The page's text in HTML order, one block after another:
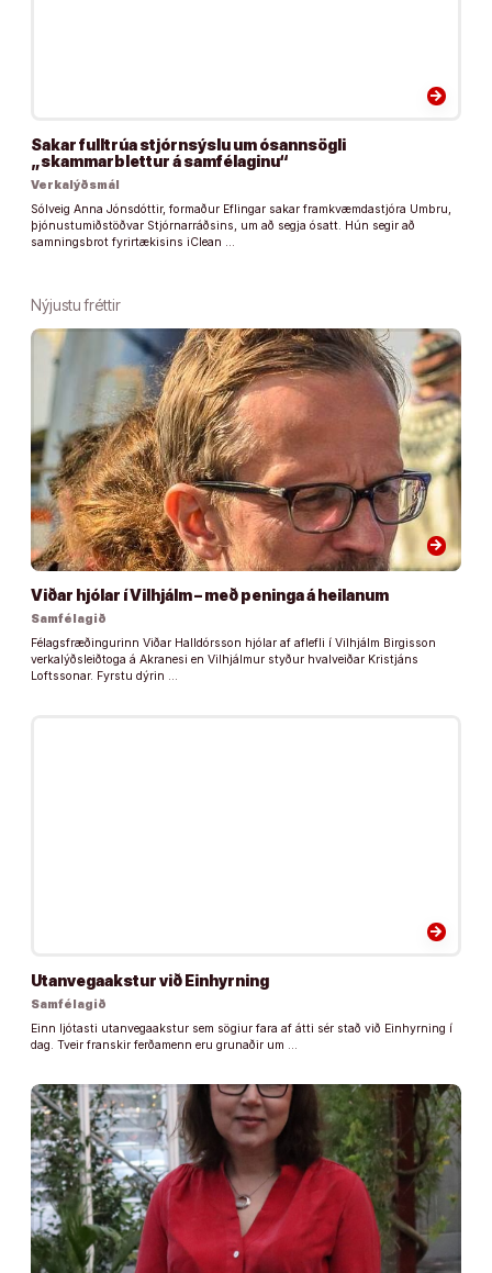
arrow_forward
Sakar fulltrúa stjórnsýslu um ósannsögli
„skammarblettur á samfélaginu“
Verkalýðsmál
Sólveig Anna Jónsdóttir, formaður Eflingar sakar framkvæmdastjóra Umbru,
þjónustumiðstöðvar Stjórnarráðsins, um að segja ósatt. Hún segir að
samningsbrot fyrirtækisins iClean …
Nýjustu fréttir
arrow_forward
Viðar hjólar í Vilhjálm – með peninga á heilanum
Samfélagið
Félagsfræðingurinn Viðar Halldórsson hjólar af aflefli í Vilhjálm Birgisson
verkalýðsleiðtoga á Akranesi en Vilhjálmur styður hvalveiðar Kristjáns
Loftssonar. Fyrstu dýrin …
arrow_forward
Utanvegaakstur við Einhyrning
Samfélagið
Einn ljótasti utanvegaakstur sem sögiur fara af átti sér stað við Einhyrning í
dag. Tveir franskir ferðamenn eru grunaðir um …